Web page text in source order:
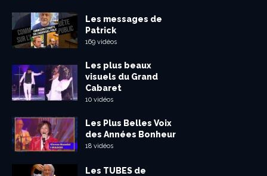
Les messages de
Patrick
169 vidéos
Les plus beaux
visuels du Grand
Cabaret
10 vidéos
Les Plus Belles Voix
des Années Bonheur
18 vidéos
Les TUBES de